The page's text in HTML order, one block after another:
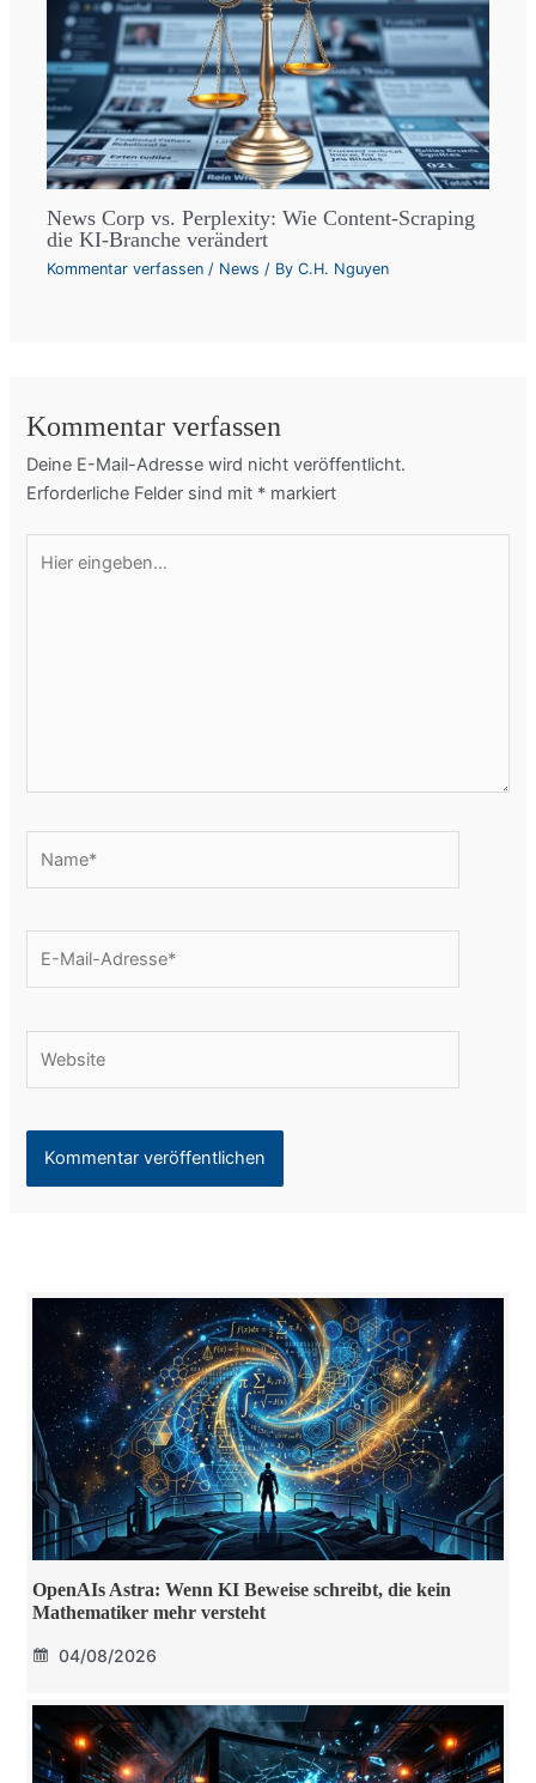
News Corp vs. Perplexity: Wie Content-Scraping
die KI-Branche verändert
Kommentar verfassen / News / ByC.H. Nguyen
Kommentar verfassen
Deine E-Mail-Adresse wird nicht veröffentlicht.
Erforderliche Felder sind mit * markiert
eingeben…
OpenAIs Astra: Wenn KI Beweise schreibt, die kein
Mathematiker mehr versteht
04/08/2026